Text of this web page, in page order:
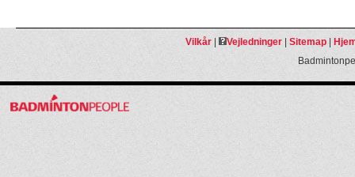
Vilkår| Vejledninger| Sitemap|